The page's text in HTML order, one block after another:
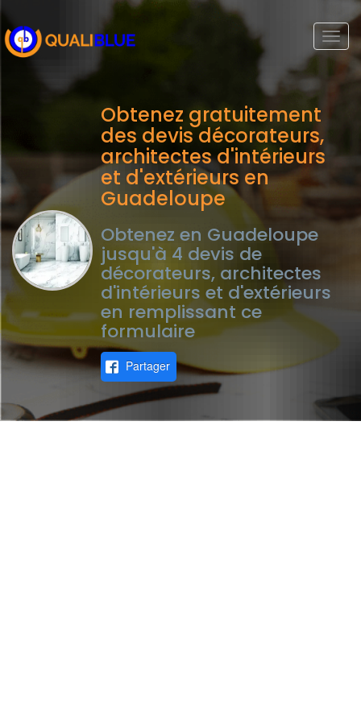
Obtenez gratuitement
des devis décorateurs,
architectes d'intérieurs
et d'extérieurs en
Guadeloupe
Obtenez en Guadeloupe
jusqu'à 4 devis de
décorateurs, architectes
d'intérieurs et d'extérieurs
en remplissant ce
formulaire
Partager